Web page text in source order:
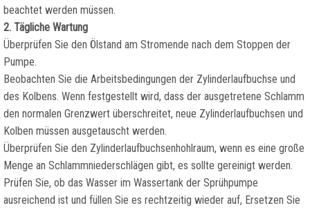
beachtet werden müssen.
2. Tägliche Wartung
Überprüfen Sie den Ölstand am Stromende nach dem Stoppen der
Pumpe.
Beobachten Sie die Arbeitsbedingungen der Zylinderlaufbuchse und
des Kolbens. Wenn festgestellt wird, dass der ausgetretene Schlamm
den normalen Grenzwert überschreitet, neue Zylinderlaufbuchsen und
Kolben müssen ausgetauscht werden.
Überprüfen Sie den Zylinderlaufbuchsenhohlraum, wenn es eine große
Menge an Schlammniederschlägen gibt, es sollte gereinigt werden.
Prüfen Sie, ob das Wasser im Wassertank der Sprühpumpe
ausreichend ist und füllen Sie es rechtzeitig wieder auf, Ersetzen Sie